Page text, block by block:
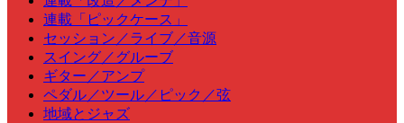
連載「ピックケース」
セッション／ライブ／音源
スイング／グルーブ
ギター／アンプ
ペダル／ツール／ピック／弦
地域とジャズ